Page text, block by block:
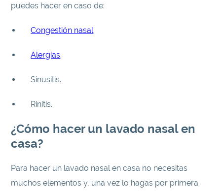
puedes hacer en caso de:
Congestión nasal.
Alergias.
Sinusitis.
Rinitis.
¿Cómo hacer un lavado nasal en
casa?
Para hacer un lavado nasal en casa no necesitas
muchos elementos y, una vez lo hagas por primera